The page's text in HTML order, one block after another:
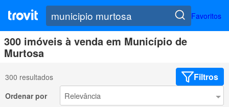
Favoritos
300 imóveis à venda em Município de
Murtosa
300 resultados Filtros
Ordenar por